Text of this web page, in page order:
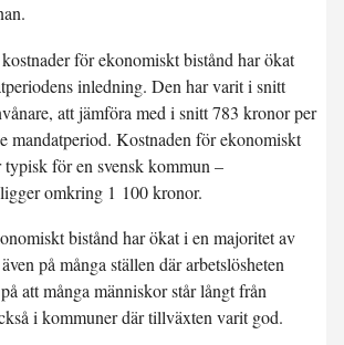
för ekonomiskt bistånd har ökat
inledning. Den har varit i snitt
att jämföra med i snitt 783 kronor per
mandatperiod. Kostnaden för ekonomiskt
typisk för en svensk kommun –
omkring 1 100 kronor.
bistånd har ökat i en majoritet av
på många ställen där arbetslösheten
att många människor står långt från
i kommuner där tillväxten varit god.